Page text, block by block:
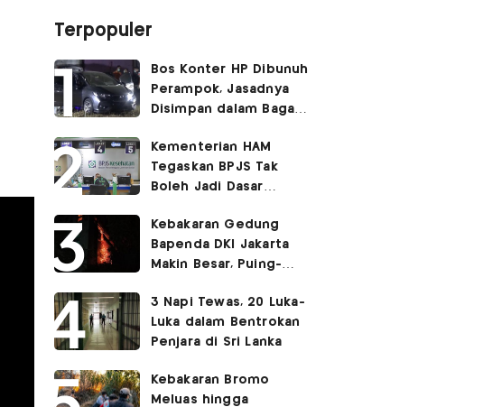
Terpopuler
Bos Konter HP Dibunuh
Perampok, Jasadnya
Disimpan dalam Bagasi
Kementerian HAM
Tegaskan BPJS Tak
Boleh Jadi Dasar
Layanan Kesehatan
Kebakaran Gedung
Bapenda DKI Jakarta
Makin Besar, Puing-
3 Napi Tewas, 20 Luka-
Luka dalam Bentrokan
Penjara di Sri Lanka
Kebakaran Bromo
Meluas hingga